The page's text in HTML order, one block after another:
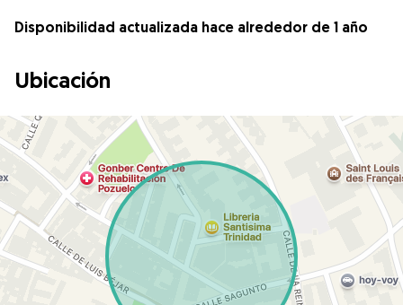
Disponibilidad actualizada hace alrededor de 1 año
Ubicación